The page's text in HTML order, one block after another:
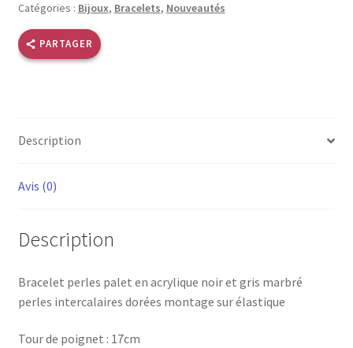
palets
Catégories : Bijoux, Bracelets, Nouveautés
PARTAGER
Description
Avis (0)
Description
Bracelet perles palet en acrylique noir et gris marbré
perles intercalaires dorées montage sur élastique
Tour de poignet : 17cm